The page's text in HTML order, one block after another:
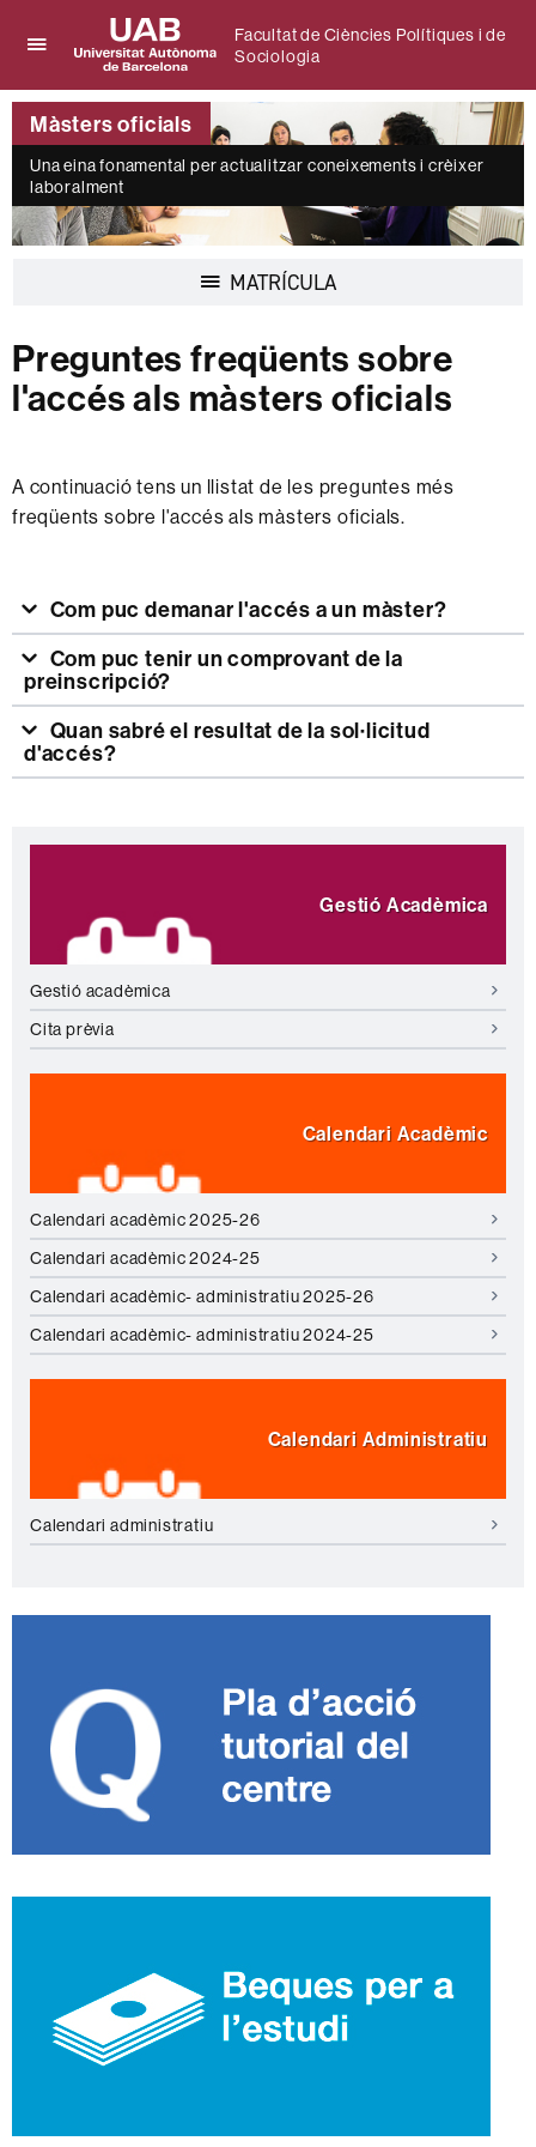
per
desplegar
el
menú
de
Facultat
de
Sociologia
Universitat
Autònoma
de
Barcelona
Facultat de Ciències Polítiques i de
Sociologia
Màsters oficials
Una eina fonamental per actualitzar coneixements i crèixer
laboralment
MATRÍCULA
Preguntes freqüents sobre
l'accés als màsters oficials
A continuació tens un llistat de les preguntes més
freqüents sobre l'accés als màsters oficials.
Com puc demanar l'accés a un màster?
preinscripció?
d'accés?
Informació
Destaquem
Gestió Acadèmica
Gestió acadèmica
Cita prèvia
Calendari Acadèmic
Calendari acadèmic 2025-26
Calendari acadèmic 2024-25
Calendari acadèmic- administratiu 2025-26
Calendari acadèmic- administratiu 2024-25
Calendari Administratiu
Calendari administratiu